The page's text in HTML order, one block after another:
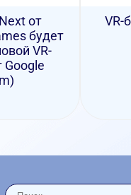
от
будет
VR-
VR-